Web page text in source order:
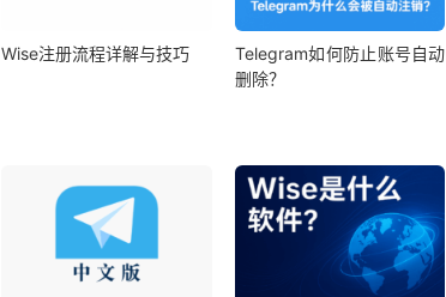
Wise注册流程详解与技巧
Telegram如何防止账号自动
删除？